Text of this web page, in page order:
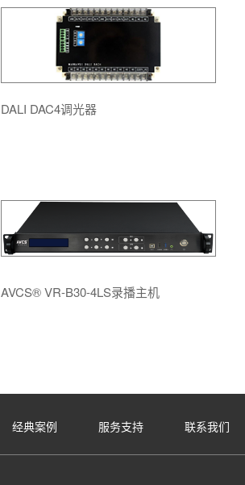
DALI DAC4调光器
AVCS® VR-B30-4LS录播主机
经典案例 服务支持 联系我们